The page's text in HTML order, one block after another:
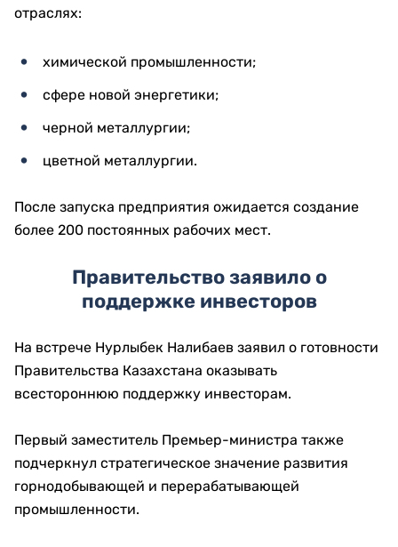
отраслях:
химической промышленности;
сфере новой энергетики;
черной металлургии;
цветной металлургии.
После запуска предприятия ожидается создание
более 200 постоянных рабочих мест.
Правительство заявило о
поддержке инвесторов
На встрече Нурлыбек Налибаев заявил о готовности
Правительства Казахстана оказывать
всестороннюю поддержку инвесторам.
Первый заместитель Премьер-министра также
подчеркнул стратегическое значение развития
горнодобывающей и перерабатывающей
промышленности.